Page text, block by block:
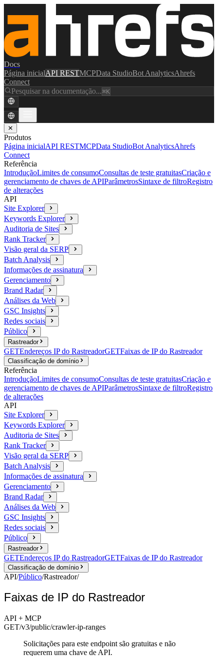
Docs
Página inicialAPI RESTMCPData StudioBot AnalyticsAhrefs
Connect
Pesquisar na documentação...⌘K
✕
Produtos
Página inicialAPI RESTMCPData StudioBot AnalyticsAhrefs
Connect
Referência
IntroduçãoLimites de consumoConsultas de teste gratuitasCriação e
gerenciamento de chaves de APIParâmetrosSintaxe de filtroRegistro
de alterações
API
Site Explorer
Keywords Explorer
Auditoria de Sites
Rank Tracker
Visão geral da SERP
Batch Analysis
Informações de assinatura
Gerenciamento
Brand Radar
Análises da Web
GSC Insights
Redes sociais
Público
Rastreador
GETEndereços IP do RastreadorGETFaixas de IP do Rastreador
Classificação de domínio
Referência
IntroduçãoLimites de consumoConsultas de teste gratuitasCriação e
gerenciamento de chaves de APIParâmetrosSintaxe de filtroRegistro
de alterações
API
Site Explorer
Keywords Explorer
Auditoria de Sites
Rank Tracker
Visão geral da SERP
Batch Analysis
Informações de assinatura
Gerenciamento
Brand Radar
Análises da Web
GSC Insights
Redes sociais
Público
Rastreador
GETEndereços IP do RastreadorGETFaixas de IP do Rastreador
Classificação de domínio
API/Público/Rastreador/
Faixas de IP do Rastreador
API + MCP
GET/v3/public/crawler-ip-ranges
Solicitações para este endpoint são gratuitas e não
requerem uma chave de API.